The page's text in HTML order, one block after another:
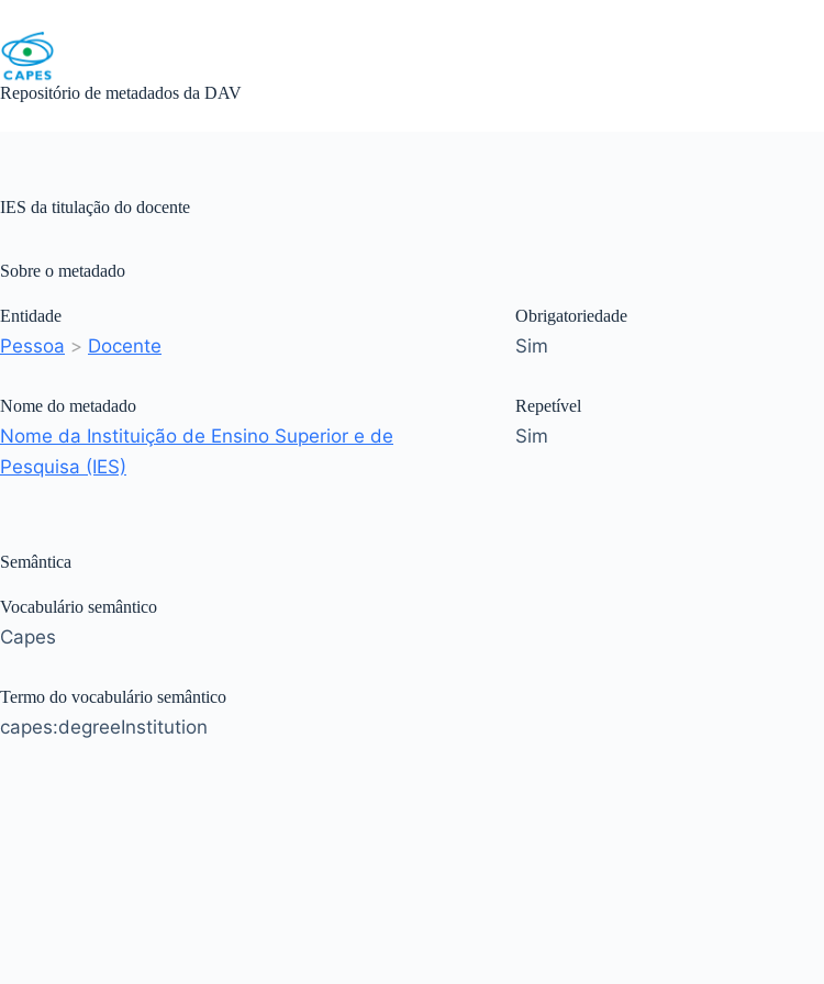
content
Repositório de metadados da DAV
IES da titulação do docente
Sobre o metadado
Entidade
Pessoa > Docente
Nome do metadado
Nome da Instituição de Ensino Superior e de
Pesquisa (IES)
Obrigatoriedade
Sim
Repetível
Sim
Semântica
Vocabulário semântico
Capes
Termo do vocabulário semântico
capes:degreeInstitution